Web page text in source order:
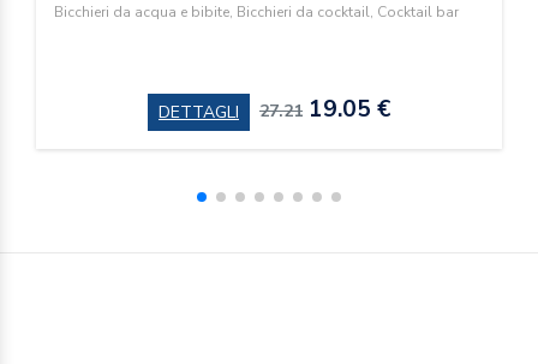
Bicchieri da acqua e bibite, Bicchieri da cocktail, Cocktail bar
DETTAGLI 27.21 19.05 €